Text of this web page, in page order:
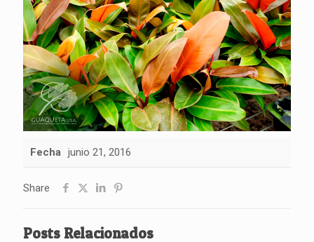
Fecha junio 21, 2016
Share
Posts Relacionados